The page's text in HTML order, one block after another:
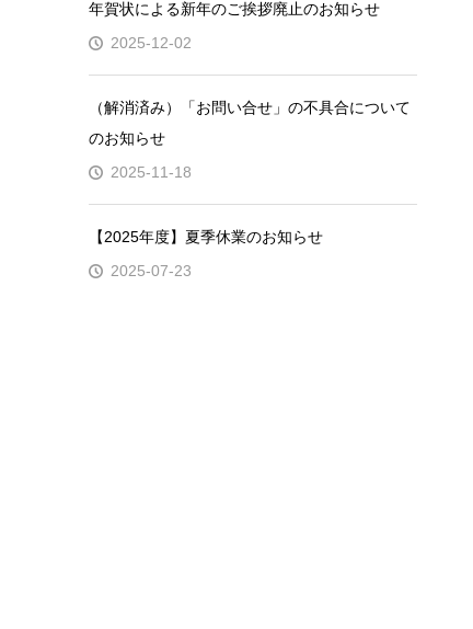
年賀状による新年のご挨拶廃止のお知らせ
2025-12-02
（解消済み）「お問い合せ」の不具合について
のお知らせ
2025-11-18
【2025年度】夏季休業のお知らせ
2025-07-23